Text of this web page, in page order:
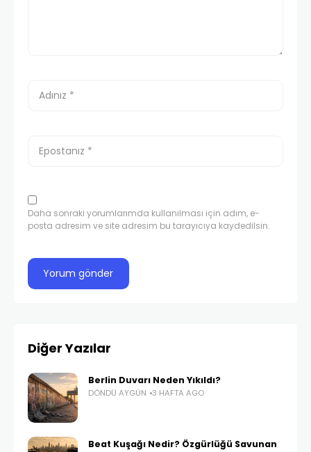
Daha sonraki yorumlarımda kullanılması için adım, e-
posta adresim ve site adresim bu tarayıcıya kaydedilsin.
Diğer Yazılar
Berlin Duvarı Neden Yıkıldı?
DÖNDÜ AYGÜN 3 HAFTA AGO
Beat Kuşağı Nedir? Özgürlüğü Savunan